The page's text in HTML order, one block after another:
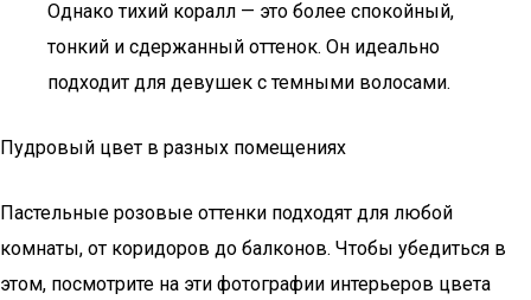
Однако тихий коралл — это более спокойный,
тонкий и сдержанный оттенок. Он идеально
подходит для девушек с темными волосами.
Пудровый цвет в разных помещениях
Пастельные розовые оттенки подходят для любой
комнаты, от коридоров до балконов. Чтобы убедиться в
этом, посмотрите на эти фотографии интерьеров цвета